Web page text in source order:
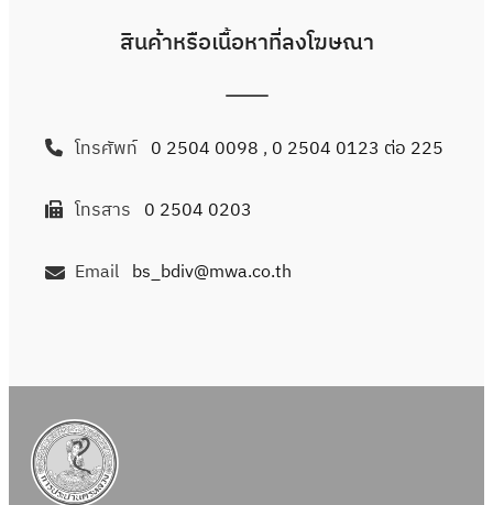
สินค้าหรือเนื้อหาที่ลงโฆษณา
โทรศัพท์ 0 2504 0098 , 0 2504 0123 ต่อ 225
โทรสาร 0 2504 0203
Email bs_bdiv@mwa.co.th